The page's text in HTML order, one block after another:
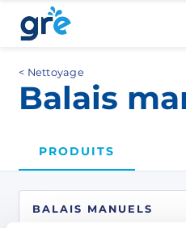
Nettoyage
Balais
PRODUITS